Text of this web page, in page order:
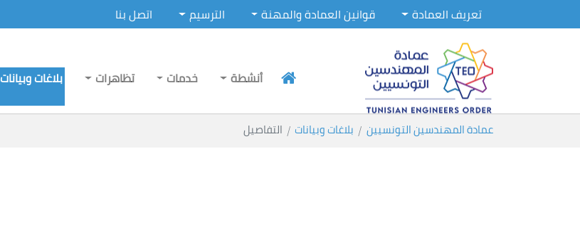
Skip to main content
تعريف العمادة قوانين العمادة والمهنة الترسيم اتصل بنا
أنشطة خدمات تظاهرات بلاغات وبيانات
You are here:
عمادة المهندسين التونسيين بلاغات وبيانات التفاصيل